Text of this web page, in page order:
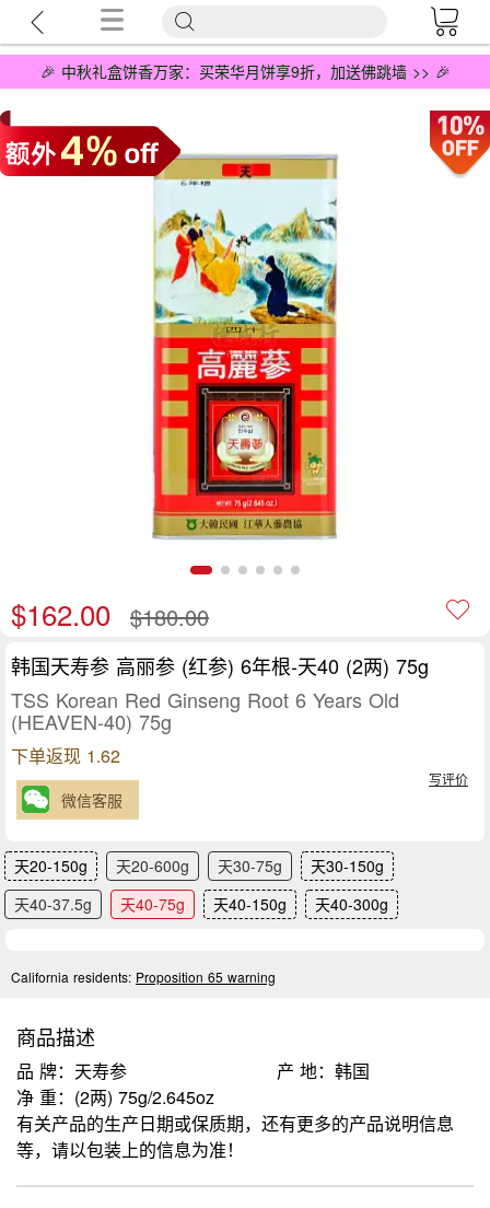
🎉 中秋礼盒饼香万家：买荣华月饼享9折，加送佛跳墙 >> 🎉
$162.00 $180.00
韩国天寿参 高丽参 (红参) 6年根-天40 (2两) 75g
TSS Korean Red Ginseng Root 6 Years Old
(HEAVEN-40) 75g
下单返现 1.62
写评价
微信客服
天20-150g 天20-600g 天30-75g
天30-150g
天40-37.5g
天40-75g 天40-150g 天40-300g
California residents: Proposition 65 warning
商品描述
品 牌：天寿参
产 地：韩国
净 重：(2两) 75g/2.645oz
有关产品的生产日期或保质期，还有更多的产品说明信息
等，请以包装上的信息为准！